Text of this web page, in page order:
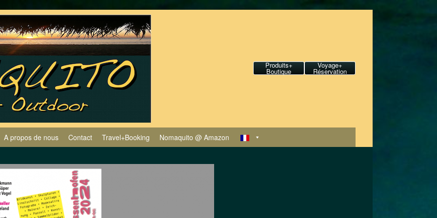
Produits+
Boutique
Voyage+
Réservation
A propos de nous Contact Travel+Booking Nomaquito @ Amazon